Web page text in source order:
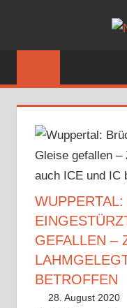
springen
Bewegendes
NRWspot.de
GEFALLEN –
BETROFFEN
28. August 2020